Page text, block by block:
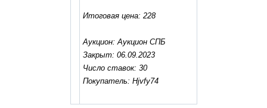
Итоговая цена: 228
Аукцион: Аукцион СПБ
Закрыт: 06.09.2023
Число ставок: 30
Покупатель: Hjvfy74